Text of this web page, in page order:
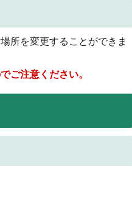
所を変更することができま
ご注意ください。